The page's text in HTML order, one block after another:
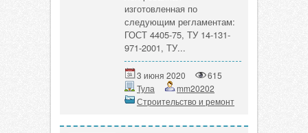
изготовленная по
следующим регламентам:
ГОСТ 4405-75, ТУ 14-131-
971-2001, ТУ...
3 июня 2020
615
Тула
mm20202
Строительство и ремонт